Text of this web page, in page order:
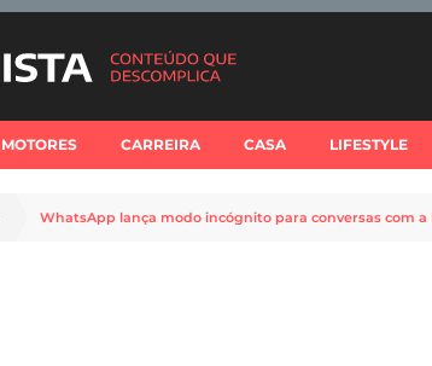
MOTORES CARREIRA CASA LIFESTYLE
WhatsApp lança modo incógnito para conversas com a